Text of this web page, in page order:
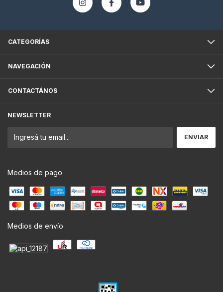
CATEGORÍAS
NAVEGACIÓN
CONTACTÁNOS
NEWSLETTER
Medios de pago
Medios de envío